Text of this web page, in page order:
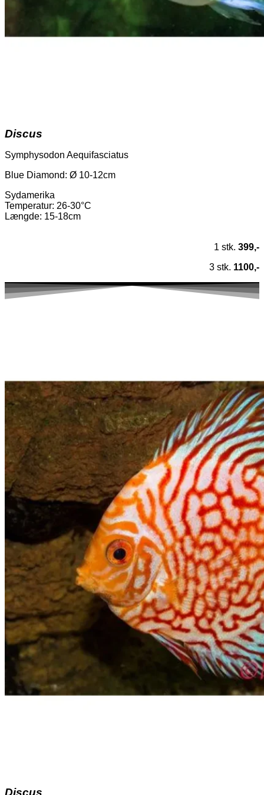
Discus
Symphysodon Aequifasciatus
Blue Diamond: Ø 10-12cm
Sydamerika
Temperatur: 26-30°C
Længde: 15-18cm
1 stk. 399,-
3 stk. 1100,-
Discus